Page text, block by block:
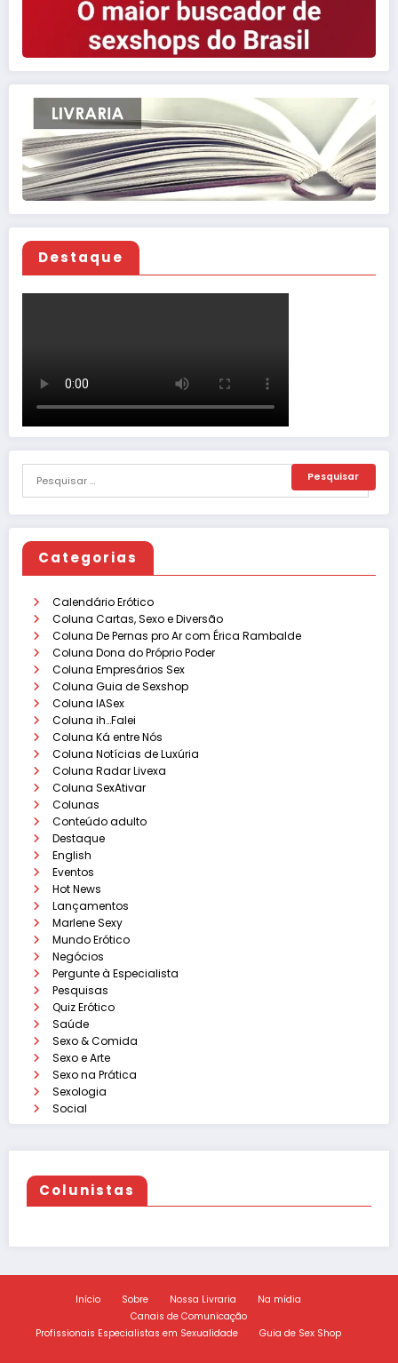
Destaque
Categorias
Calendário Erótico
Coluna Cartas, Sexo e Diversão
Coluna De Pernas pro Ar com Érica Rambalde
Coluna Dona do Próprio Poder
Coluna Empresários Sex
Coluna Guia de Sexshop
Coluna IASex
Coluna ih…Falei
Coluna Ká entre Nós
Coluna Notícias de Luxúria
Coluna Radar Livexa
Coluna SexAtivar
Colunas
Conteúdo adulto
Destaque
English
Eventos
Hot News
Lançamentos
Marlene Sexy
Mundo Erótico
Negócios
Pergunte à Especialista
Pesquisas
Quiz Erótico
Saúde
Sexo & Comida
Sexo e Arte
Sexo na Prática
Sexologia
Social
Colunistas
Início Sobre Nossa Livraria
Na mídia
Canais de Comunicação
Profissionais Especialistas em Sexualidade
Guia de Sex Shop